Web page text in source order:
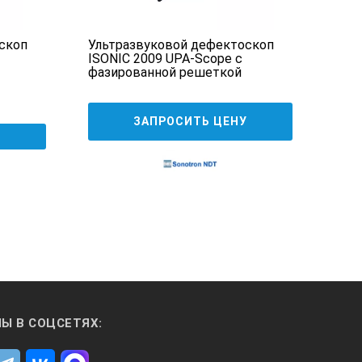
одним щелчком;
использование даже под
Ультразвуковой дефектоскоп
ISONIC 2009 UPA-Scope с
фазированной решеткой
ЗАПРОСИТЬ ЦЕНУ
В СОЦСЕТЯХ: